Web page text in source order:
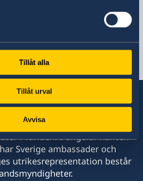
Tillåt alla
Tillåt urval
Avvisaförbindelser med i
i världen. I ungefär hälften
Sverige ambassader och
utrikesrepresentation består